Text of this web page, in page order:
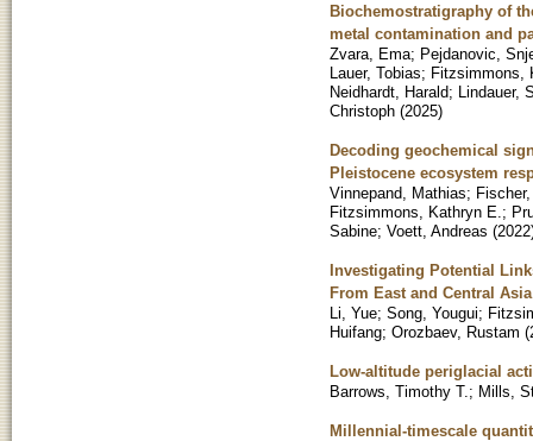
Biochemostratigraphy of
metal contamination and
Zvara, Ema; Pejdanovic,
Lauer, Tobias; Fitzsimmons,
Neidhardt, Harald; Lindauer,
Christoph (2025)
Decoding geochemical
Pleistocene ecosystem
Vinnepand, Mathias;
Fitzsimmons, Kathryn E. ;
Sabine; Voett, Andreas (2022
Investigating Potential
From East and Central Asia
Li, Yue; Song, Yougui;
Huifang; Orozbaev, Rustam (
Low-altitude periglacial
Barrows, Timothy T. ; Mills,
Millennial-timescale